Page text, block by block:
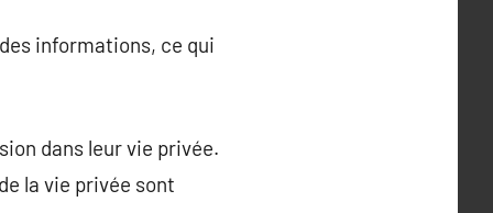
informations, ce qui
dans leur vie privée.
la vie privée sont